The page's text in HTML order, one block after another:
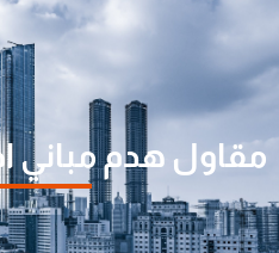
مقاول هدم مباني